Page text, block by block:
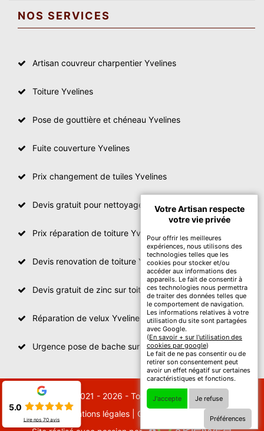
NOS SERVICES
Artisan couvreur charpentier Yvelines
Toiture Yvelines
Pose de gouttière et chéneau Yvelines
Fuite couverture Yvelines
Prix changement de tuiles Yvelines
Devis gratuit pour nettoyage toiture Yvelines
Prix réparation de toiture Yvelines
Devis renovation de toiture Yvelines
Devis gratuit de zinc sur toiture
Réparation de velux Yvelines
Urgence pose de bache sur toiture Yvelines
© 2021 - 2026 - Tout droit réservé
Mentions légales| Contactez-nous
Votre Artisan respecte
votre vie privée
Pour offrir les meilleures
expériences, nous utilisons des
technologies telles que les
cookies pour stocker et/ou
accéder aux informations des
appareils. Le fait de consentir à
ces technologies nous permettra
de traiter des données telles que
le comportement de navigation.
Les informations relatives à votre
utilisation du site sont partagées
avec Google.
(En savoir + sur l'utilisation des
cookies par google)
Le fait de ne pas consentir ou de
retirer son consentement peut
avoir un effet négatif sur certaines
caractéristiques et fonctions.
J'accepte Je refuse
Préférences
5.0
Lire nos 70avis